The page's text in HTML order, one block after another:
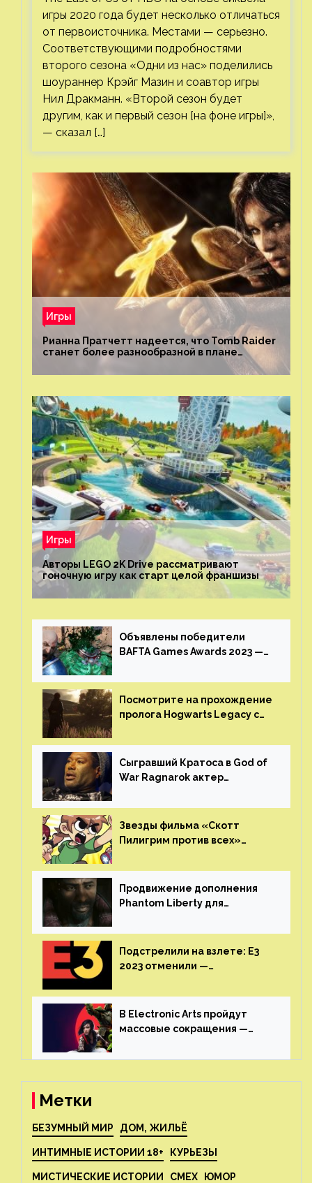
игры 2020 года будет несколько отличаться
от первоисточника. Местами — серьезно.
Соответствующими подробностями
второго сезона «Одни из нас» поделились
шоураннер Крэйг Мазин и соавтор игры
Нил Дракманн. «Второй сезон будет
другим, как и первый сезон [на фоне игры]»,
— сказал […]
Игры
Рианна Пратчетт надеется, что Tomb Raider
станет более разнообразной в плане
репрезентации
Игры
Авторы LEGO 2K Drive рассматривают
гоночную игру как старт целой франшизы
Объявлены победители
BAFTA Games Awards 2023 —
получила шесть наград
Посмотрите на прохождение
пролога Hogwarts Legacy с
GamesVoice показала первые
результаты своего труда
Сыгравший Кратоса в God of
War Ragnarok актер
игроков прекратить
консольные войны
Звезды фильма «Скотт
Пилигрим против всех»
аниме от Netflix
Продвижение дополнения
Phantom Liberty для
июне
Подстрелили на взлете: E3
2023 отменили —
выставка не вернется
В Electronic Arts пройдут
массовые сокращения —
реструктуризацию
Метки
БЕЗУМНЫЙ МИР ДОМ, ЖИЛЬЁ
ИНТИМНЫЕ ИСТОРИИ 18+ КУРЬЕЗЫ
МИСТИЧЕСКИЕ ИСТОРИИ СМЕХ ЮМОР